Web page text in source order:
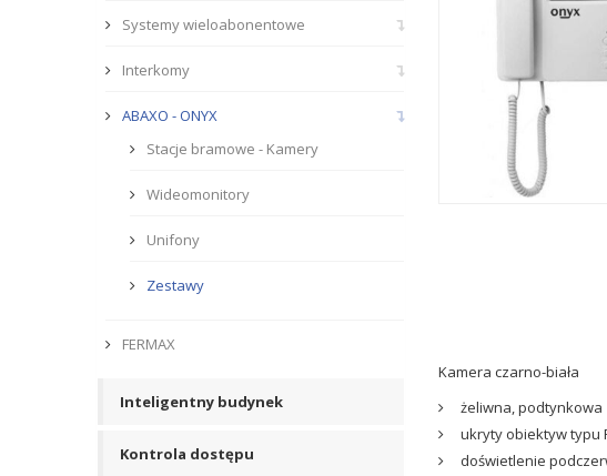
Kamera czarno-biała
żeliwna, podtynkowa
ukryty obiektyw typu
doświetlenie
Systemy wieloabonentowe
Interkomy
ABAXO - ONYX
Stacje bramowe - Kamery
Wideomonitory
Unifony
Zestawy
FERMAX
Inteligentny budynek
Kontrola dostępu